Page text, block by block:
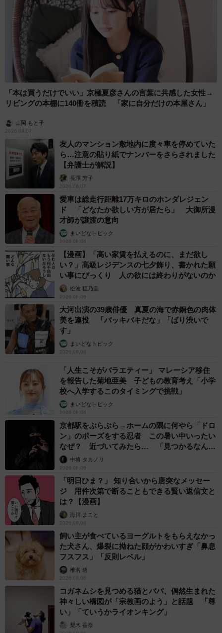
「本は買うだけでいい」京極夏彦さんの言葉に共感した女性→
リビングの本棚に140冊を積読 「家に自分だけの本屋さん」
山岡 もと子
2026.08.07
友人のマンション敷地内に度々車を停めていた
ら…注意の貼り紙でナンバーをさらされました
【弁護士が解説】
長澤 芳子
2026.08.07
愛車は総走行距離17万キロのホンダレジェン
ド 「どなたか欲しい方が居たら」 大御所漫
才師が譲渡の意向
まいどなトピック
2026.08.06
【漫画】「高い家賃を払えるのに、まだ欲し
い？」高級レジデンスの七夕飾り、書かれた願
い事にびっくり 人の欲には終わりがないのか
松波 穂乃圭
2026.08.06
大河出演の39歳俳優 真夏の海で赤銅色の肉体
美を連投 「バッキバキだな」「ばり渋いで
す」
まいどなトピック
2026.08.06
「人生こそがバラエティー」 マレーシア移住
を報告した菊地亜美 子どもの教育考え「小学
校へ入学するこのタイミングで挑戦」
まいどなトピック
2026.08.06
京都駅をぶらぶら→ホームの隅に何やら「ドロ
ン」のポーズをする忍者 この暑い中いったい
なぜ？ 近づいてみたら… 「見つかるなんて
未熟」中将 タカノリ
2026.08.06
「明日ひま？」 知り合いから唐突なメッセー
ジ 用件次第で断ることもできる賢い返信文と
は？【漫画】
海川 まこと
2026.08.06
飼い主が食べているヨーグルトをもらえなかっ
た犬さん、爆裂に拗ねた顔がかわいすぎ「鼻息
フスフス」「反則レベル」
椎名 碧
2026.08.06
コガネムシを見つめる猫とパパ、偶然生まれた
神々しい構図が「宗教画のよう」と話題 「尊
い」「ていうかライオンキング」
梨木 香奈